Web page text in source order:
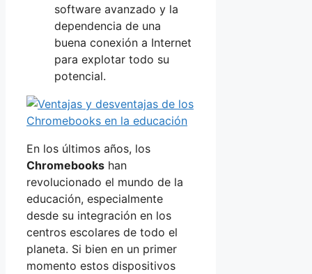
software avanzado y la
dependencia de una
buena conexión a Internet
para explotar todo su
potencial.
En los últimos años, los
Chromebooks han
revolucionado el mundo de la
educación, especialmente
desde su integración en los
centros escolares de todo el
planeta. Si bien en un primer
momento estos dispositivos